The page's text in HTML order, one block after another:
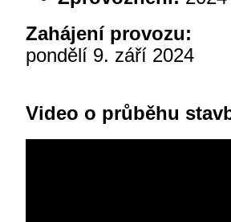
Zahájení provozu:
pondělí 9. září 2024
Video o průběhu